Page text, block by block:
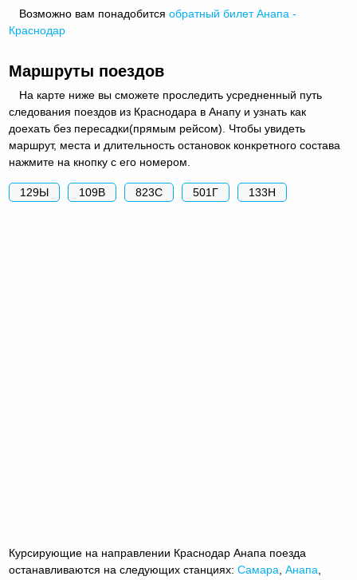
Возможно вам понадобитсяобратный билет Анапа -
Краснодар
Маршруты поездов
На карте ниже вы сможете проследить усредненный путь
следования поездов из Краснодара в Анапу и узнать как
доехать без пересадки(прямым рейсом). Чтобы увидеть
маршрут, места и длительность остановок конкретного состава
нажмите на кнопку с его номером.
129Ы 109В 823С 501Г 133Н
Курсирующие на направлении Краснодар Анапа поезда
останавливаются на следующих станциях:Самара ,Анапа